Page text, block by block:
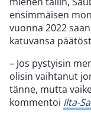
ensimmäisen
vuonna 2022
katuvansa
– Jos pystyisin
olisin vaihtanut
tänne, mutta
kommentoi Ilta-